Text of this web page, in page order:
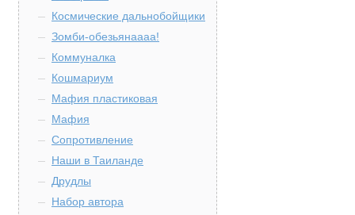
Космические дальнобойщики
Зомби-обезьянаааа!
Коммуналка
Кошмариум
Мафия пластиковая
Мафия
Сопротивление
Наши в Таиланде
Друдлы
Набор автора